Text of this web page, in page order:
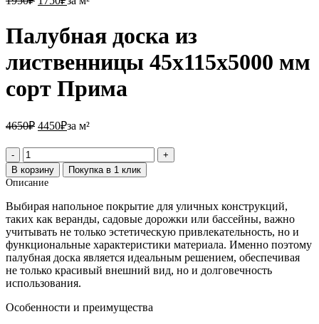
Палубная доска из
лиственницы 45х115х5000 мм
сорт Прима
4650₽ 4650₽.
4450₽4450₽.
за м²
Количество
товара
Палубная
из
лиственницы
45х115х5000
мм
сорт
Прима
В корзину
Покупка в 1 клик
Описание
Выбирая напольное покрытие для уличных конструкций,
таких как веранды, садовые дорожки или бассейны, важно
учитывать не только эстетическую привлекательность, но и
функциональные характеристики материала. Именно поэтому
палубная доска является идеальным решением, обеспечивая
не только красивый внешний вид, но и долговечность
использования.
Особенности и преимущества